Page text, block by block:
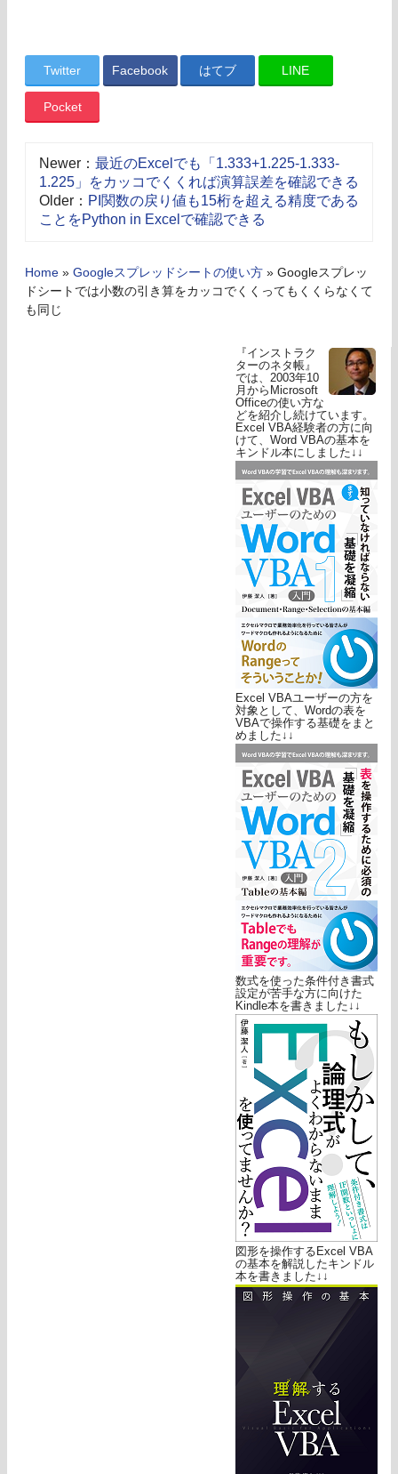
Twitter Facebook はてブ LINE
Pocket
Newer： 最近のExcelでも「1.333+1.225-1.333-
1.225」をカッコでくくれば演算誤差を確認できる
Older： PI関数の戻り値も15桁を超える精度である
ことをPython in Excelで確認できる
Home » Googleスプレッドシートの使い方 » Googleスプレッ
ドシートでは小数の引き算をカッコでくくってもくくらなくて
も同じ
『インストラク
ターのネタ帳』
では、2003年10
月からMicrosoft
Officeの使い方な
どを紹介し続けています。
Excel VBA経験者の方に向
けて、Word VBAの基本を
キンドル本にしました↓↓
Excel VBAユーザーの方を
対象として、Wordの表を
VBAで操作する基礎をまと
めました↓↓
数式を使った条件付き書式
設定が苦手な方に向けた
Kindle本を書きました↓↓
図形を操作するExcel VBA
の基本を解説したキンドル
本を書きました↓↓